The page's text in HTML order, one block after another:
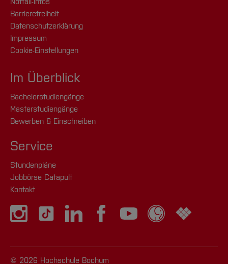
Barrierefreiheit
Datenschutzerklärung
Impressum
Cookie-Einstellungen
Im Überblick
Bachelorstudiengänge
Masterstudiengänge
Bewerben & Einschreiben
Service
Stundenpläne
Jobbörse Catapult
Kontakt
© 2026 Hochschule Bochum